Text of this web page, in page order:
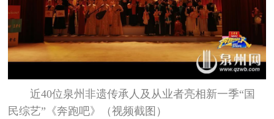
近40位泉州非遗传承人及从业者亮相新一季“国
民综艺”《奔跑吧》（视频截图）